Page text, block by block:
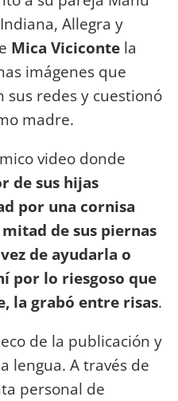
Allegra y
Mica Viciconte la
imágenes que
redes y cuestionó
madre.
video donde
de sus hijas
por una cornisa
de sus piernas
de ayudarla o
por lo riesgoso que
la grabó entre risas.
de la publicación y
lengua. A través de
personal de